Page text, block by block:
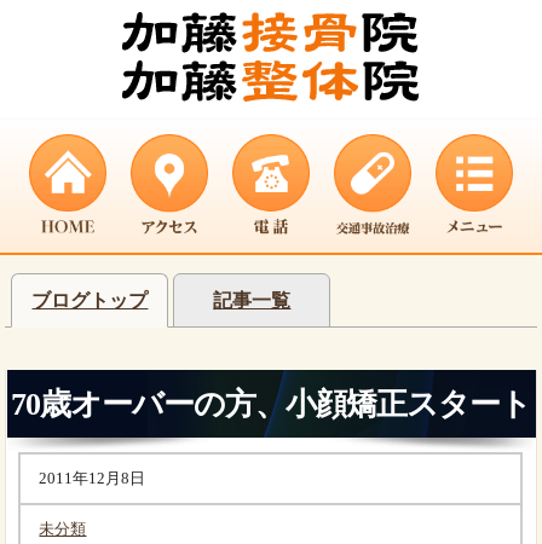
ブログトップ 記事一覧
70歳オーバーの方、小顔矯正スタート
2011年12月8日
未分類